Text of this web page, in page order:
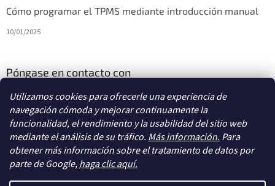
Utilizamos cookies para ofrecerle una experiencia de
navegación cómoda y mejorar continuamente la
funcionalidad, el rendimiento y la usabilidad del sitio web
mediante el análisis de su tráfico. Más información. Para
obtener más información sobre el tratamiento de datos por
parte de Google,haga clic aquí.
Cómo programar el TPMS mediante introducción manual
10/01/2025
Póngase en contacto con
info@diagstore.es